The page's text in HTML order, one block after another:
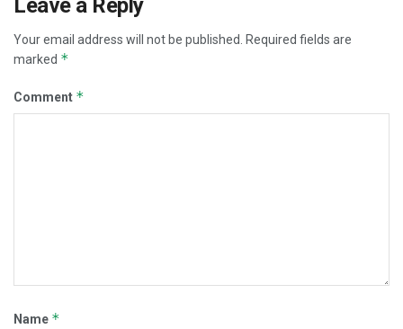
Leave a Reply
Your email address will not be published. Required fields are
marked *
Comment *
Name *